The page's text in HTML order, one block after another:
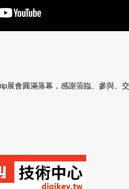
展會圓滿落幕，感謝蒞臨、參與、